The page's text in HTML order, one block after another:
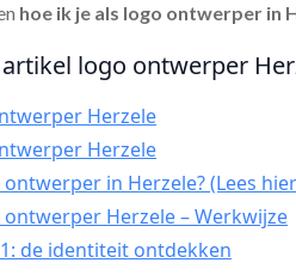
hoe ik je als logo ontwerper in
logo ontwerper
Herzele
Herzele
ontwerper in Herzele? (Lees
ontwerper Herzele – Werkwijze
de identiteit ontdekken